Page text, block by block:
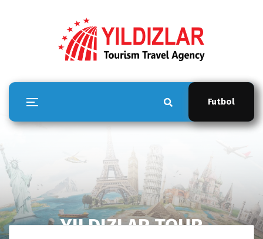
Futbol
YILDIZLAR TOUR